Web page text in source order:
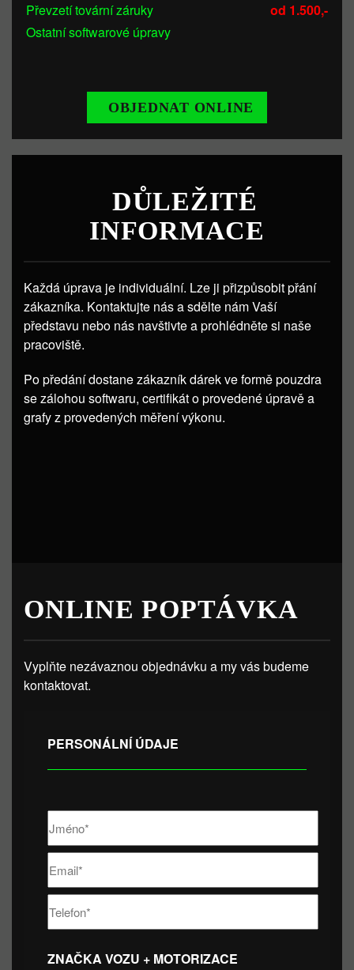
Převzetí tovární záruky
od 1.500,-
Ostatní softwarové úpravy
OBJEDNAT ONLINE
DŮLEŽITÉ
INFORMACE
Každá úprava je individuální. Lze ji přizpůsobit přání
zákazníka. Kontaktujte nás a sdělte nám Vaší
představu nebo nás navštivte a prohlédněte si naše
pracoviště.
Po předání dostane zákazník dárek ve formě pouzdra
se zálohou softwaru, certifikát o provedené úpravě a
grafy z provedených měření výkonu.
ONLINE POPTÁVKA
Vyplňte nezávaznou objednávku a my vás budeme
kontaktovat.
PERSONÁLNÍ ÚDAJE
ZNAČKA VOZU + MOTORIZACE